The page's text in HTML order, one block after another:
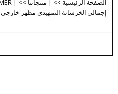
إجمالي الخرسانة التمهيدي مظهر